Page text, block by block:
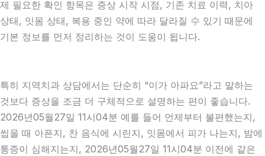
제 필요한 확인 항목은 증상 시작 시점, 기존 치료 이력, 치아
상태, 잇몸 상태, 복용 중인 약에 따라 달라질 수 있기 때문에
기본 정보를 먼저 정리하는 것이 도움이 됩니다.
특히 지역치과 상담에서는 단순히 “이가 아파요”라고 말하는
것보다 증상을 조금 더 구체적으로 설명하는 편이 좋습니다.
2026년05월27일 11시04분 예를 들어 언제부터 불편했는지,
씹을 때 아픈지, 찬 음식에 시린지, 잇몸에서 피가 나는지, 밤에
통증이 심해지는지, 2026년05월27일 11시04분 이전에 같은